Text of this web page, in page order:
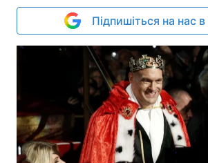
Підпишіться на нас